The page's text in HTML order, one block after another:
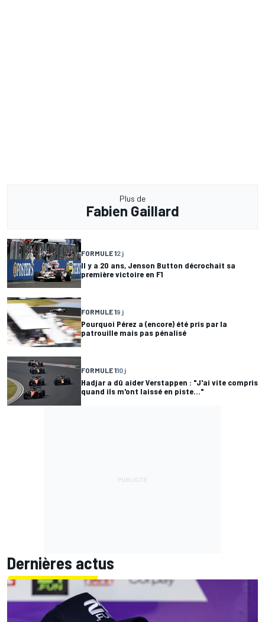
Plus de
Fabien Gaillard
FORMULE 12 j
Il y a 20 ans, Jenson Button décrochait sa
première victoire en F1
FORMULE 19 j
Pourquoi Pérez a (encore) été pris par la
patrouille mais pas pénalisé
FORMULE 110 j
Hadjar a dû aider Verstappen : "J'ai vite compris
quand ils m'ont laissé en piste..."
Dernières actus